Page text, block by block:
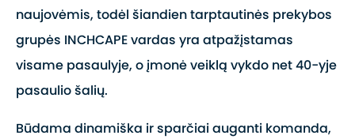
naujovėmis, todėl šiandien tarptautinės prekybos
grupės INCHCAPE vardas yra atpažįstamas
visame pasaulyje, o įmonė veiklą vykdo net 40-yje
pasaulio šalių.
Būdama dinamiška ir sparčiai auganti komanda,